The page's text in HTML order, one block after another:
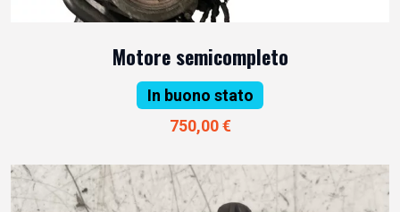
Motore semicompleto
In buono stato
750,00 €